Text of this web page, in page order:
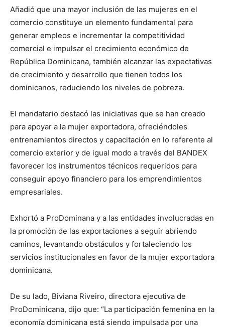
Añadió que una mayor inclusión de las mujeres en el
comercio constituye un elemento fundamental para
generar empleos e incrementar la competitividad
comercial e impulsar el crecimiento económico de
República Dominicana, también alcanzar las expectativas
de crecimiento y desarrollo que tienen todos los
dominicanos, reduciendo los niveles de pobreza.
El mandatario destacó las iniciativas que se han creado
para apoyar a la mujer exportadora, ofreciéndoles
entrenamientos directos y capacitación en lo referente al
comercio exterior y de igual modo a través del BANDEX
favorecer los instrumentos técnicos requeridos para
conseguir apoyo financiero para los emprendimientos
empresariales.
Exhortó a ProDominana y a las entidades involucradas en
la promoción de las exportaciones a seguir abriendo
caminos, levantando obstáculos y fortaleciendo los
servicios institucionales en favor de la mujer exportadora
dominicana.
De su lado, Biviana Riveiro, directora ejecutiva de
ProDominicana, dijo que: “La participación femenina en la
economía dominicana está siendo impulsada por una